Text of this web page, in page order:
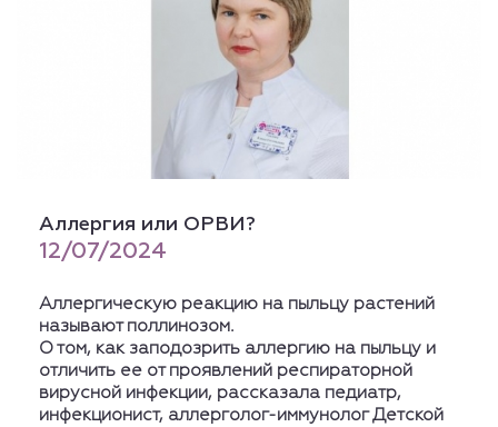
Аллергия или ОРВИ?
12/07/2024
Аллергическую реакцию на пыльцу растений
называют поллинозом.
О том, как заподозрить аллергию на пыльцу и
отличить ее от проявлений респираторной
вирусной инфекции, рассказала педиатр,
инфекционист, аллерголог-иммунолог Детской